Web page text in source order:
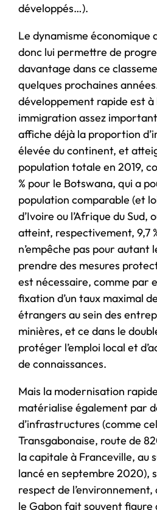
développés…).
Le dynamisme économique
donc lui permettre de
davantage dans ce
quelques prochaines
développement rapide est à
immigration assez
affiche déjà la proportion
élevée du continent, et
population totale en 2019,
% pour le Botswana, qui a
population comparable (et
d’Ivoire ou l’Afrique du Sud,
atteint, respectivement, 9,7
n’empêche pas pour autant
prendre des mesures
est nécessaire, comme par
fixation d’un taux maximal
étrangers au sein des
minières, et ce dans le
protéger l’emploi local et
de connaissances.
Mais la modernisation
matérialise également par
d’infrastructures (comme
Transgabonaise, route de
la capitale à Franceville, au
lancé en septembre 2020),
respect de
le Gabon fait souvent figure